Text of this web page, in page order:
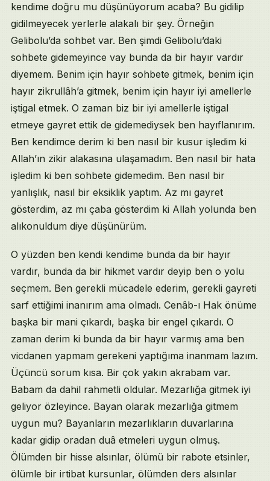
kendime doğru mu düşünüyorum acaba? Bu gidilip
gidilmeyecek yerlerle alakalı bir şey. Örneğin
Gelibolu’da sohbet var. Ben şimdi Gelibolu’daki
sohbete gidemeyince vay bunda da bir hayır vardır
diyemem. Benim için hayır sohbete gitmek, benim için
hayır zikrullâh’a gitmek, benim için hayır iyi amellerle
iştigal etmek. O zaman biz bir iyi amellerle iştigal
etmeye gayret ettik de gidemediysek ben hayıflanırım.
Ben kendimce derim ki ben nasıl bir kusur işledim ki
Allah’ın zikir alakasına ulaşamadım. Ben nasıl bir hata
işledim ki ben sohbete gidemedim. Ben nasıl bir
yanlışlık, nasıl bir eksiklik yaptım. Az mı gayret
gösterdim, az mı çaba gösterdim ki Allah yolunda ben
alıkonuldum diye düşünürüm.
O yüzden ben kendi kendime bunda da bir hayır
vardır, bunda da bir hikmet vardır deyip ben o yolu
seçmem. Ben gerekli mücadele ederim, gerekli gayreti
sarf ettiğimi inanırım ama olmadı. Cenâb-ı Hak önüme
başka bir mani çıkardı, başka bir engel çıkardı. O
zaman derim ki bunda da bir hayır varmış ama ben
vicdanen yapmam gerekeni yaptığıma inanmam lazım.
Üçüncü sorum kısa. Bir çok yakın akrabam var.
Babam da dahil rahmetli oldular. Mezarlığa gitmek iyi
geliyor özleyince. Bayan olarak mezarlığa gitmem
uygun mu? Bayanların mezarlıkların duvarlarına
kadar gidip oradan duâ etmeleri uygun olmuş.
Ölümden bir hisse alsınlar, ölümü bir rabote etsinler,
ölümle bir irtibat kursunlar, ölümden ders alsınlar